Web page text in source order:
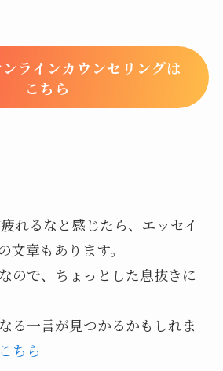
ラインカウンセリングは
こちら
れるなと感じたら、エッセイ
文章もあります。
ので、ちょっとした息抜きに
る一言が見つかるかもしれま
こちら